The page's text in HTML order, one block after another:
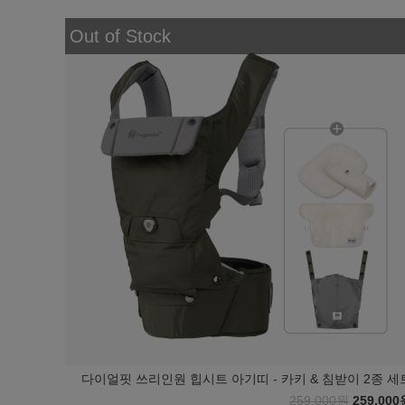
Out of Stock
다이얼핏 쓰리인원 힙시트 아기띠 - 카키 & 침받이 2종 세
259,000원 259,000